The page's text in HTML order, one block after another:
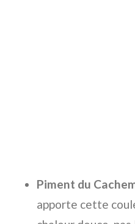
Piment du
apporte cette